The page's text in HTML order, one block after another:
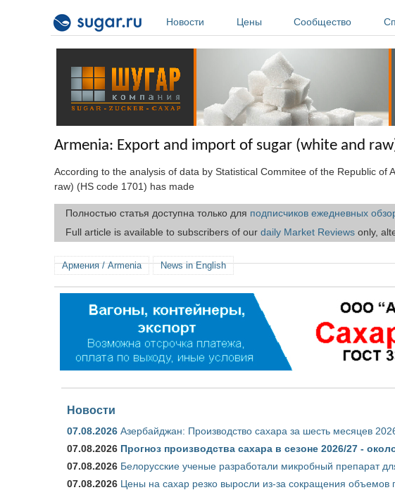
Новости
Цены Сообщество
Armenia: Export and import of sugar (white and
According to the analysis of data by Statistical Commitee of the Republic of
raw) (HS code 1701) has made
Полностью статья доступна только для подписчиков ежедневных
Full article is available to subscribers of our daily Market Reviews only,
Армения / Armenia News in English
Новости
07.08.2026 Азербайджан: Производство сахара за шесть месяцев
07.08.2026 Прогноз производства сахара в сезоне 2026/27 -
07.08.2026 Белорусские ученые разработали микробный препарат
07.08.2026 Цены на сахар резко выросли из-за сокращения объемов